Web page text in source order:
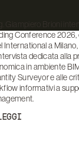
Conference
International a
dedicata alla
in ambiente
Surveyor e alle
informativi a